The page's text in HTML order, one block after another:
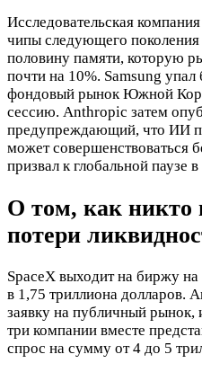
Исследовательская
чипы следующего
половину памяти, которую
почти на 10%. Samsung
фондовый рынок Южной
сессию. Anthropic затем
предупреждающий, что ИИ
может совершенствоваться
призвал к глобальной паузе
О том, как никто
потери
SpaceX выходит на биржу
в 1,75 триллиона долларов.
заявку на публичный
три компании вместе
спрос на сумму от 4 до 5